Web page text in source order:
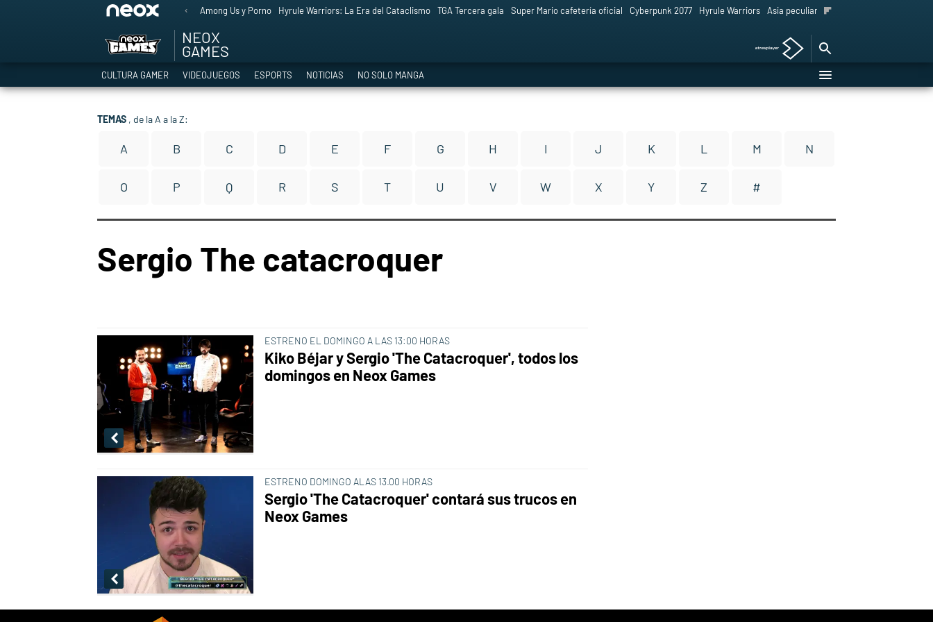
Among Us y Porno Hyrule Warriors: La Era del Cataclismo TGA Tercera gala Super Mario cafetería oficial Cyberpunk 2077 Hyrule Warriors Asia peculiar tradición
NEOX
GAMES
CULTURA GAMER VIDEOJUEGOS ESPORTS NOTICIAS NO SOLO MANGA
TEMAS , de la A a la Z:
A B C D E F G H I J K L M N
O P Q R S T U V W X Y Z #
Sergio The catacroquer
ESTRENO EL DOMINGO A LAS 13:00 HORAS
Kiko Béjar y Sergio 'The Catacroquer', todos los
domingos en Neox Games
ESTRENO DOMINGO ALAS 13.00 HORAS
Sergio 'The Catacroquer' contará sus trucos en
Neox Games